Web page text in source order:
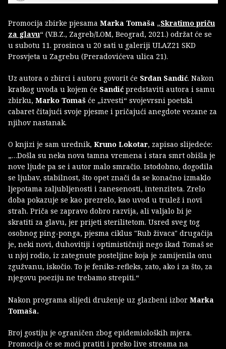
Promocija zbirke pjesama Marka Tomaša „Skratimo priču
za glavu“ (V.B.Z., Zagreb/LOM, Beograd, 2021.) održat će se
u subotu 11. prosinca u 20 sati u galeriji ULAZ21 SKD
Prosvjeta u Zagrebu (Preradovićeva ulica 21).
Uz autora o zbirci i autoru govorit će Srđan Sandić. Nakon
kratkog uvoda u kojem će Sandić predstaviti autora i samu
zbirku, Marko Tomaš će „izvesti“ svojevrsni poetski
cabaret čitajući svoje pjesme i pričajući anegdote vezane za
njihov nastanak.
O knjizi je sam urednik, Kruno Lokotar, zapisao slijedeće:
„…Došla su neka nova tamna vremena i stara smrt obišla je
nove ljude pa se i autor malo smračio. Istodobno, dogodila
se ljubav, stabilnost, što opet znači da se konačno izmaklo
ljepotama zaljubljenosti i zanesenosti, intenziteta. Zrelo
doba pokazuje se kao prezrelo, kao uvod u trulež i novi
strah. Priča se zapravo dobro razvija, ali valjalo bi je
skratiti za glavu, jer prijeti sterilitetom. Usred sveg tog
osobnog ping-ponga, pjesma ciklus "Rub živaca" drugačija
je, neki novi, duhovitiji i optimističniji nego ikad Tomaš se
u njoj rodio, iz zategnute posteljine koja je zamijenila onu
zgužvanu, iskočio. To je feniks-refleks, zato, ako i za što, za
njegovu poeziju ne trebamo strepiti.“
Nakon programa slijedi druženje uz glazbeni izbor Marka
Tomaša.
Broj gostiju je ograničen zbog epidemioloških mjera.
Promocija će se moći pratiti i preko live streama na